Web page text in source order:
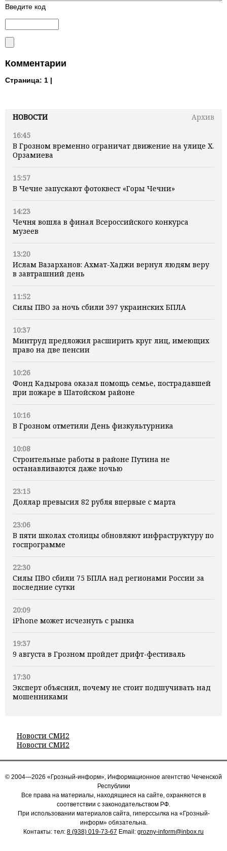
НОВОСТИ
Архив
16:45
В Грозном временно ограничат движение на улице Х.
Орзамиева
15:57
В Чечне запускают фотоквест «Горы Чечни»
14:23
Чечня вошла в финал Всероссийского конкурса
музеев
13:20
Ислам Вазарханов: Ахмат-Хаджи вернул людям веру
в завтрашний день
11:52
Силы ПВО за ночь сбили 397 украинских БПЛА
10:37
Минтруд предложил расширить круг лиц, имеющих
право на две пенсии
10:26
Фонд Кадырова оказал помощь семье, пострадавшей
при пожаре в Шатойском районе
10:16
В Грозном отметили День физкультурника
10:08
Строительные работы в районе Путина не
останавливаются даже ночью
23:15
Доллар превысил 82 рубля впервые с марта
23:06
В пяти школах столицы обновляют инфраструктуру по
госпрограмме
22:30
Силы ПВО сбили 75 БПЛА над регионами России за
последние сутки
20:09
iPhone может исчезнуть с рынка
19:37
9 августа в Грозном пройдет дрифт-фестиваль
17:30
Эксперт объяснил, почему не стоит подшучивать над
мошенниками
Новости СМИ2
Новости СМИ2
Введите код
Комментарии
Страница: 1 |
© 2004—2026 «Грозный-информ», Информационное агентство Чеченской
Республики
Все права на материалы, находящиеся на сайте, охраняются в
соответствии с законодательством РФ.
При использовании материалов сайта, гиперссылка на «Грозный-
информ» обязательна.
Контакты: тел: 8 (938) 019-73-67 Email: grozny-inform@inbox.ru